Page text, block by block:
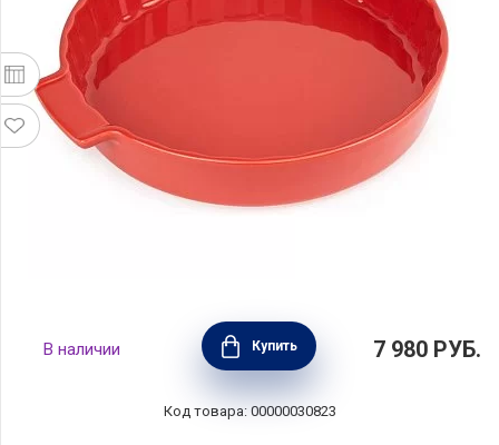
Форма для пирога, диаметр 33 см, цвет
красный, керамика, Peugeot, Франция,
60398
В наличии Купить 7 980 РУБ.
Код товара: 00000030823